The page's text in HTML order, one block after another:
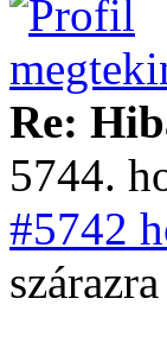
Re:
5744.
#5742